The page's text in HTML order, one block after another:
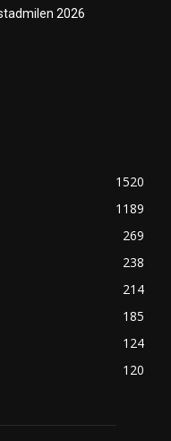
2026
1520
1189
269
238
214
185
124
120